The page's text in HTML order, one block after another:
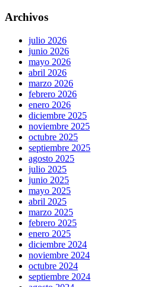
Archivos
julio 2026
junio 2026
mayo 2026
abril 2026
marzo 2026
febrero 2026
enero 2026
diciembre 2025
noviembre 2025
octubre 2025
septiembre 2025
agosto 2025
julio 2025
junio 2025
mayo 2025
abril 2025
marzo 2025
febrero 2025
enero 2025
diciembre 2024
noviembre 2024
octubre 2024
septiembre 2024